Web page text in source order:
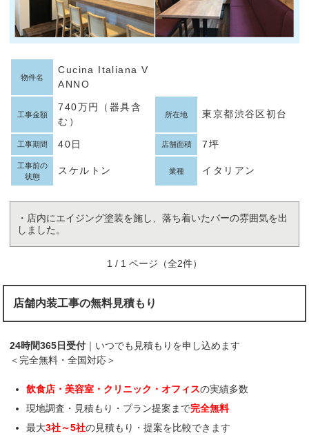
物件名
Cucina Italiana V
ANNO
工事金額
740万円（器具含
む）
所在地 東京都渋谷区初台
工事期間 40日 店舗面積 7坪
工事前の
状態
スケルトン 業種 イタリアン
・店内にエイジング塗装を施し、落ち着いたバーの雰囲気を出
しました。
1 / 1 ページ（全2件）
店舗内装工事の無料見積もり
24時間365日受付 ｜いつでも見積もりを申し込めます
＜完全無料・全国対応＞
飲食店・美容室・クリニック・オフィスの実績多数
現地調査・見積もり・プラン提案まで完全無料
最大3社～5社の見積もり・提案を比較できます